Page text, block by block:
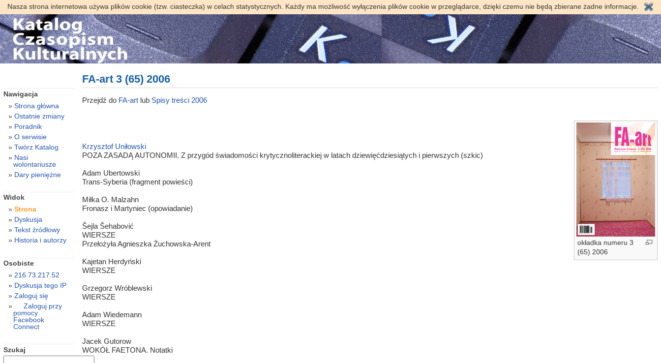
Nasza strona internetowa używa plików cookie (tzw. ciasteczka) w celach statystycznych. Każdy ma możliwość wyłączenia plików cookie w przeglądarce, dzięki czemu nie będą zbierane żadne informacje.
FA-art 3 (65) 2006
Przejdź do FA-art lub Spisy treści 2006
okładka numeru 3
(65) 2006
Krzysztof Uniłowski
POZA ZASADĄ AUTONOMII. Z przygód świadomości krytycznoliterackiej w latach dziewięćdziesiątych i pierwszych (szkic)
Adam Ubertowski
Trans-Syberia (fragment powieści)
Miłka O. Malzahn
Fronasz i Martyniec (opowiadanie)
Šejla Šehabović
WIERSZE
Przełożyła Agnieszka Żuchowska-Arent
Kajetan Herdyński
WIERSZE
Grzegorz Wróblewski
WIERSZE
Adam Wiedemann
WIERSZE
Jacek Gutorow
WOKÓŁ FAETONA. Notatki
Nawigacja
Strona główna
Ostatnie zmiany
Poradnik
O serwisie
Twórz Katalog
Nasi
wolontariusze
Dary pieniężne
Widok
Strona
Dyskusja
Tekst źródłowy
Historia i autorzy
Osobiste
216.73.217.52
Dyskusja tego IP
Zaloguj się
Zaloguj przy
pomocy
Facebook
Connect
Szukaj